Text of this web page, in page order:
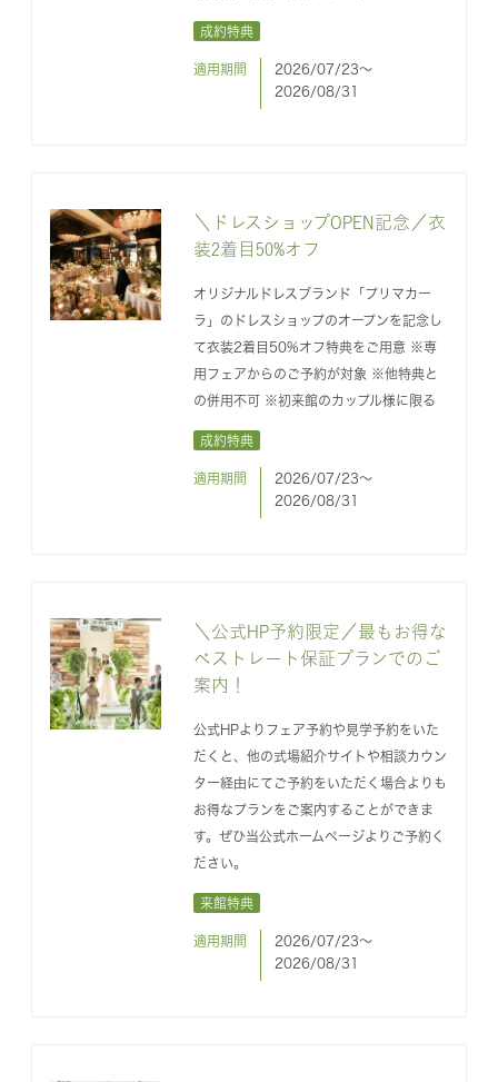
成約特典
適用期間
2026/07/23〜
2026/08/31
＼ドレスショップOPEN記念／衣
装2着目50%オフ
オリジナルドレスブランド「プリマカー
ラ」のドレスショップのオープンを記念し
て衣装2着目50%オフ特典をご用意 ※専
用フェアからのご予約が対象 ※他特典と
の併用不可 ※初来館のカップル様に限る
成約特典
適用期間
2026/07/23〜
2026/08/31
＼公式HP予約限定／最もお得な
ベストレート保証プランでのご
案内！
公式HPよりフェア予約や見学予約をいた
だくと、他の式場紹介サイトや相談カウン
ター経由にてご予約をいただく場合よりも
お得なプランをご案内することができま
す。ぜひ当公式ホームページよりご予約く
ださい。
来館特典
適用期間
2026/07/23〜
2026/08/31